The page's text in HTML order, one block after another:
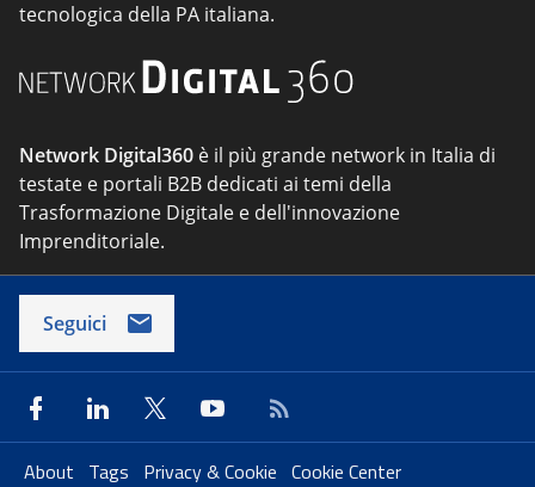
tecnologica della PA italiana.
Network Digital360 è il più grande network in Italia di
testate e portali B2B dedicati ai temi della
Trasformazione Digitale e dell'innovazione
Imprenditoriale.
Seguici
About Tags Privacy & Cookie Cookie Center